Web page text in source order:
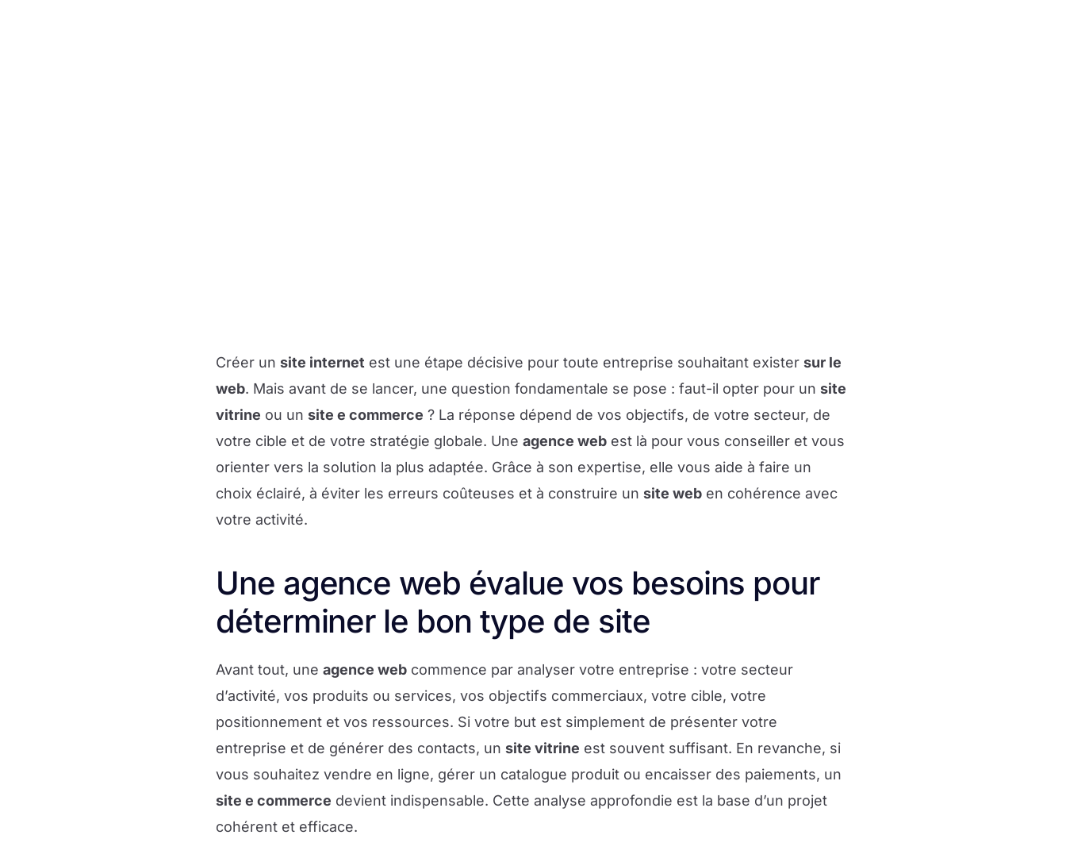
Créer un site internet est une étape décisive pour toute entreprise souhaitant exister sur le
web. Mais avant de se lancer, une question fondamentale se pose : faut-il opter pour un site
vitrine ou un site e commerce ? La réponse dépend de vos objectifs, de votre secteur, de
votre cible et de votre stratégie globale. Une agence web est là pour vous conseiller et vous
orienter vers la solution la plus adaptée. Grâce à son expertise, elle vous aide à faire un
choix éclairé, à éviter les erreurs coûteuses et à construire un site web en cohérence avec
votre activité.
Une agence web évalue vos besoins pour
déterminer le bon type de site
Avant tout, une agence web commence par analyser votre entreprise : votre secteur
d’activité, vos produits ou services, vos objectifs commerciaux, votre cible, votre
positionnement et vos ressources. Si votre but est simplement de présenter votre
entreprise et de générer des contacts, un site vitrine est souvent suffisant. En revanche, si
vous souhaitez vendre en ligne, gérer un catalogue produit ou encaisser des paiements, un
site e commerce devient indispensable. Cette analyse approfondie est la base d’un projet
cohérent et efficace.